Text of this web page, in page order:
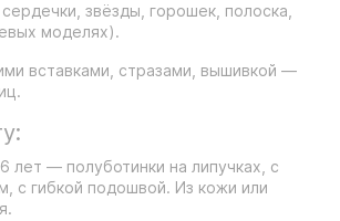
звёзды, горошек, полоска,
моделях).
вставками, стразами, вышивкой —
лет — полуботинки на липучках, с
с гибкой подошвой. Из кожи или